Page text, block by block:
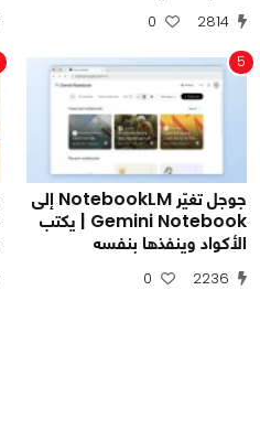
2814
0
5
جوجل تغيّر NotebookLM إلى
Gemini Notebook | يكتب
الأكواد وينفذها بنفسه
2236
0